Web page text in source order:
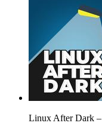
Linux After Dark